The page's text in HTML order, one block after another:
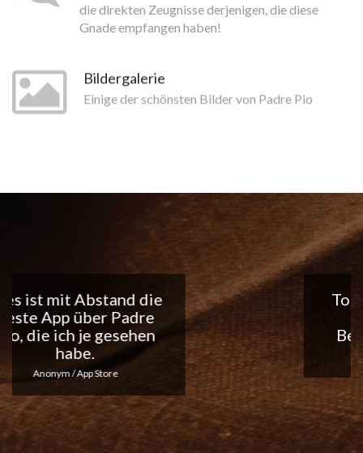
die direkten Zeugnisse derjenigen, die diese
Gnade empfangen haben!
Bildergalerie
Einige der schönsten Bilder von Padre Pio
Tolle App, ich liebe die
täglichen
Benachrichtigungen...
Macht weiter so!